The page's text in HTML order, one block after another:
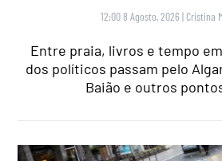
12:00 8 Agosto, 2026 | Cristina
Entre praia, livros e tempo
dos políticos passam pelo
Baião e outros